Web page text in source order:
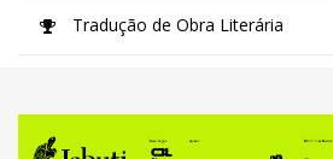
Tradução de Obra Literária